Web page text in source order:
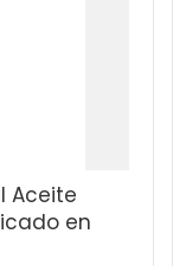
Aceite
en